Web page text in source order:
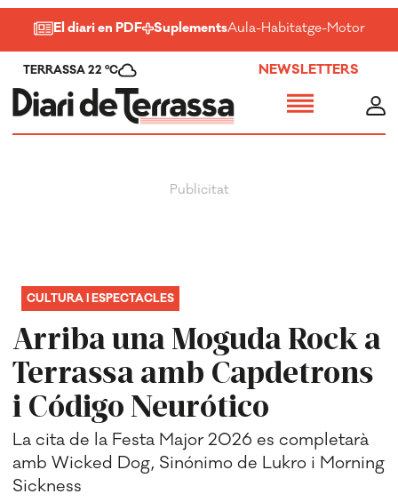
El diari en PDF SuplementsAula-Habitatge-Motor-
TERRASSA 22 ºC NEWSLETTERS
Arriba una Moguda Rock a
Terrassa amb Capdetrons
i Código Neurótico
CULTURA I ESPECTACLES
La cita de la Festa Major 2026 es completarà
amb Wicked Dog, Sinónimo de Lukro i Morning
Sickness